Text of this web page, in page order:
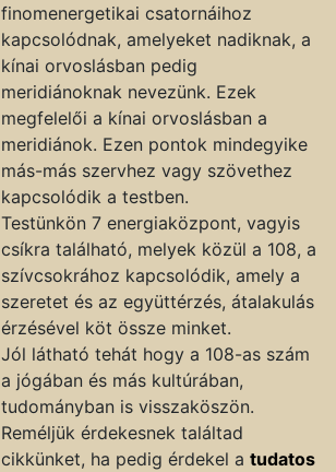
finomenergetikai csatornáihoz
kapcsolódnak, amelyeket nadiknak, a
kínai orvoslásban pedig
meridiánoknak nevezünk. Ezek
megfelelői a kínai orvoslásban a
meridiánok. Ezen pontok mindegyike
más-más szervhez vagy szövethez
kapcsolódik a testben.
Testünkön 7 energiaközpont, vagyis
csíkra található, melyek közül a 108, a
szívcsokrához kapcsolódik, amely a
szeretet és az együttérzés, átalakulás
érzésével köt össze minket.
Jól látható tehát hogy a 108-as szám
a jógában és más kultúrában,
tudományban is visszaköszön.
Reméljük érdekesnek találtad
cikkünket, ha pedig érdekel a tudatos